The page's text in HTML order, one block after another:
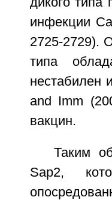
инфекции
2725-2729).
типа
нестабилен
and Imm
вакцин.
Таким
Sap2,